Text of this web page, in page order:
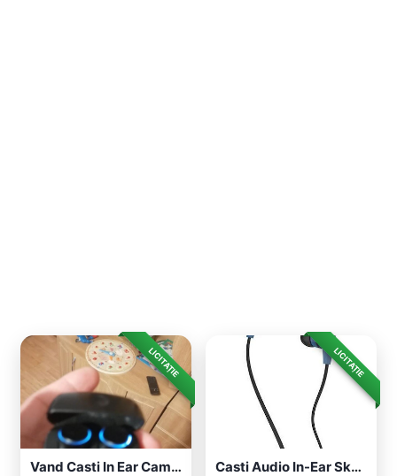
LICITAȚIE
Vand Casti In Ear CambridgeAudio
LICITAȚIE
Casti Audio In-Ear Skullcandy